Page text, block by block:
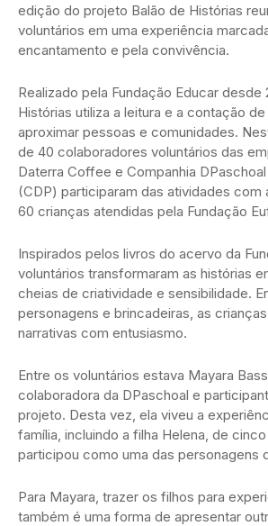
edição do projeto Balão de Histórias
voluntários em uma experiência
encantamento e pela convivência.
Realizado pela Fundação Educar desde
Histórias utiliza a leitura e a contação
aproximar pessoas e comunidades.
de 40 colaboradores voluntários das
Daterra Coffee e Companhia
(CDP) participaram das atividades com
60 crianças atendidas pela Fundação
Inspirados pelos livros do acervo da
voluntários transformaram as histórias
cheias de criatividade e sensibilidade.
personagens e brincadeiras, as
narrativas com entusiasmo.
Entre os voluntários estava Mayara
colaboradora da DPaschoal e
projeto. Desta vez, ela viveu a
família, incluindo a filha Helena, de
participou como uma das personagens
Para Mayara, trazer os filhos para
também é uma forma de apresentar